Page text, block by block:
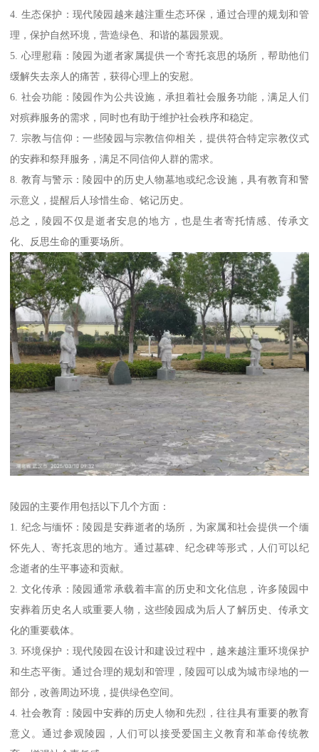
4. 生态保护：现代陵园越来越注重生态环保，通过合理的规划和管
理，保护自然环境，营造绿色、和谐的墓园景观。
5. 心理慰藉：陵园为逝者家属提供一个寄托哀思的场所，帮助他们
缓解失去亲人的痛苦，获得心理上的安慰。
6. 社会功能：陵园作为公共设施，承担着社会服务功能，满足人们
对殡葬服务的需求，同时也有助于维护社会秩序和稳定。
7. 宗教与信仰：一些陵园与宗教信仰相关，提供符合特定宗教仪式
的安葬和祭拜服务，满足不同信仰人群的需求。
8. 教育与警示：陵园中的历史人物墓地或纪念设施，具有教育和警
示意义，提醒后人珍惜生命、铭记历史。
总之，陵园不仅是逝者安息的地方，也是生者寄托情感、传承文
化、反思生命的重要场所。
陵园的主要作用包括以下几个方面：
1. 纪念与缅怀：陵园是安葬逝者的场所，为家属和社会提供一个缅
怀先人、寄托哀思的地方。通过墓碑、纪念碑等形式，人们可以纪
念逝者的生平事迹和贡献。
2. 文化传承：陵园通常承载着丰富的历史和文化信息，许多陵园中
安葬着历史名人或重要人物，这些陵园成为后人了解历史、传承文
化的重要载体。
3. 环境保护：现代陵园在设计和建设过程中，越来越注重环境保护
和生态平衡。通过合理的规划和管理，陵园可以成为城市绿地的一
部分，改善周边环境，提供绿色空间。
4. 社会教育：陵园中安葬的历史人物和先烈，往往具有重要的教育
意义。通过参观陵园，人们可以接受爱国主义教育和革命传统教